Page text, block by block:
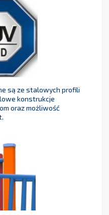
są ze stalowych profili
konstrukcje
oraz możliwość